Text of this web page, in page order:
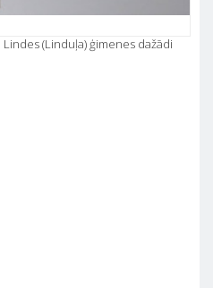
Lindes (Linduļa) ģimenes dažādi